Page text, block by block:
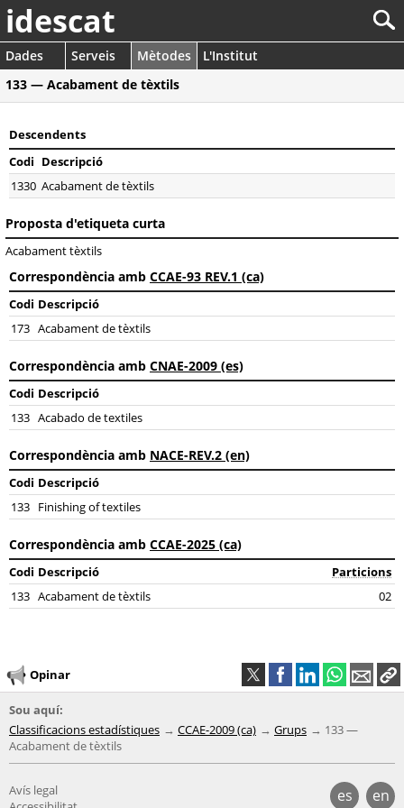
idescat
Dades Serveis Mètodes
L'Institut
133 — Acabament de tèxtils
Descendents
Codi Descripció
1330 Acabament de tèxtils
Proposta d'etiqueta curta
Acabament tèxtils
Correspondència amb CCAE-93 REV.1 (ca)
Codi Descripció
173 Acabament de tèxtils
Correspondència amb CNAE-2009 (es)
Codi Descripció
133 Acabado de textiles
Correspondència amb NACE-REV.2 (en)
Codi Descripció
133 Finishing of textiles
Correspondència amb CCAE-2025 (ca)
Codi Descripció
Particions
133 Acabament de tèxtils 02
Opinar
Sou aquí:
Classificacions estadístiques
CCAE-2009 (ca) Grups
133 —
Acabament de tèxtils
es en
Avís legal